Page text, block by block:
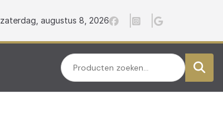
zaterdag, augustus 8, 2026
Zoeken